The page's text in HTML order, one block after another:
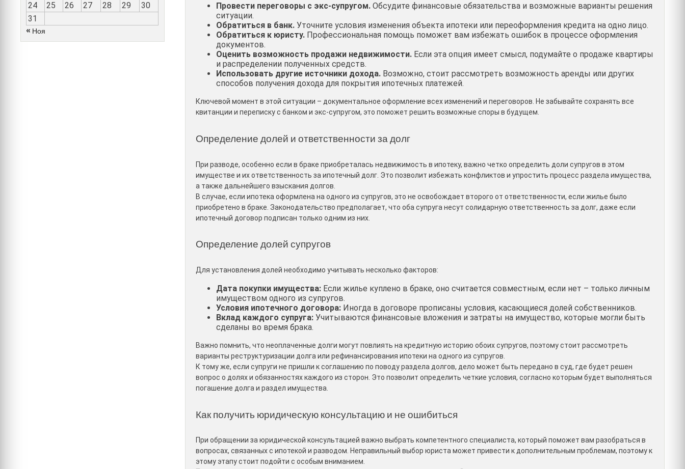
Провести переговоры с экс-супругом.Обсудите финансовые обязательства и возможные варианты решения
ситуации.
Обратиться в банк.Уточните условия изменения объекта ипотеки или переоформления кредита на одно лицо.
Обратиться к юристу.Профессиональная помощь поможет вам избежать ошибок в процессе оформления
документов.
Оценить возможность продажи недвижимости.Если эта опция имеет смысл, подумайте о продаже квартиры
и распределении полученных средств.
Использовать другие источники дохода.Возможно, стоит рассмотреть возможность аренды или других
способов получения дохода для покрытия ипотечных платежей.
Ключевой момент в этой ситуации – документальное оформление всех изменений и переговоров. Не забывайте сохранять все
квитанции и переписку с банком и экс-супругом, это поможет решить возможные споры в будущем.
Определение долей и ответственности за долг
При разводе, особенно если в браке приобреталась недвижимость в ипотеку, важно четко определить доли супругов в этом
имуществе и их ответственность за ипотечный долг. Это позволит избежать конфликтов и упростить процесс раздела имущества,
а также дальнейшего взыскания долгов.
В случае, если ипотека оформлена на одного из супругов, это не освобождает второго от ответственности, если жилье было
приобретено в браке. Законодательство предполагает, что оба супруга несут солидарную ответственность за долг, даже если
ипотечный договор подписан только одним из них.
Определение долей супругов
Для установления долей необходимо учитывать несколько факторов:
Дата покупки имущества:Если жилье куплено в браке, оно считается совместным, если нет – только личным
имуществом одного из супругов.
Условия ипотечного договора:Иногда в договоре прописаны условия, касающиеся долей собственников.
Вклад каждого супруга:Учитываются финансовые вложения и затраты на имущество, которые могли быть
сделаны во время брака.
Важно помнить, что неоплаченные долги могут повлиять на кредитную историю обоих супругов, поэтому стоит рассмотреть
варианты реструктуризации долга или рефинансирования ипотеки на одного из супругов.
К тому же, если супруги не пришли к соглашению по поводу раздела долгов, дело может быть передано в суд, где будет решен
вопрос о долях и обязанностях каждого из сторон. Это позволит определить четкие условия, согласно которым будет выполняться
погашение долга и раздел имущества.
Как получить юридическую консультацию и не ошибиться
При обращении за юридической консультацией важно выбрать компетентного специалиста, который поможет вам разобраться в
вопросах, связанных с ипотекой и разводом. Неправильный выбор юриста может привести к дополнительным проблемам, поэтому к
этому этапу стоит подойти с особым вниманием.
24
25 26 27 28 29
30
31
« Ноя